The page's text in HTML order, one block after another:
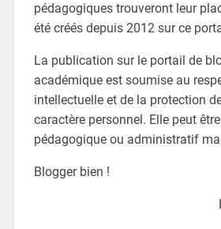
pédagogiques trouveront leur
été créés depuis 2012 sur ce
La publication sur le portail de
académique est soumise au
intellectuelle et de la protection
caractère personnel. Elle peut
pédagogique ou administratif
Blogger bien !